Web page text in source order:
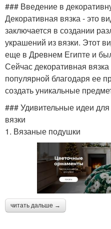
### Введение в
Декоративная вязка - это
заключается в создании
украшений из вязки. Этот
еще в Древнем Египте и
Сейчас декоративная
популярной благодаря ее
создать уникальные
### Удивительные идеи
вязки
1. Вязаные подушки
читать дальше →